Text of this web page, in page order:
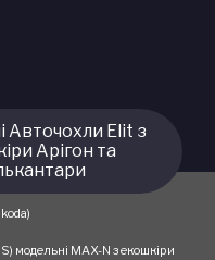
Авточохли Elit з
Арігон та
модельні MAX-N з екошкіри